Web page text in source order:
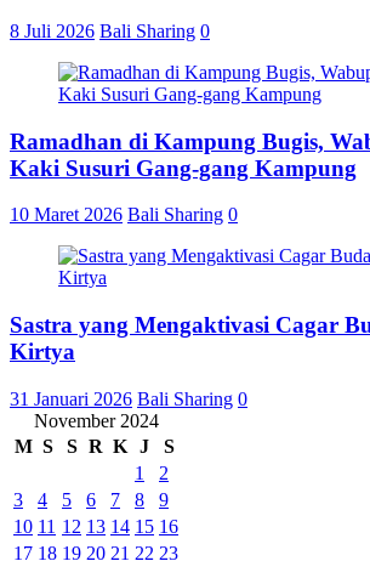
8 Juli 2026 Bali Sharing 0
Ramadhan di Kampung Bugis,
Kaki Susuri Gang-gang Kampung
10 Maret 2026 Bali Sharing 0
Sastra yang Mengaktivasi Cagar
Kirtya
31 Januari 2026 Bali Sharing 0
November 2024
M S S R K J
S
1
2
3
4 5 6 7 8
9
10 11 12 13 14 15 16
17 18 19 20 21 22 23